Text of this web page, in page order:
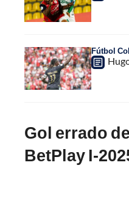
Fútbol
Gol errado
BetPlay I-